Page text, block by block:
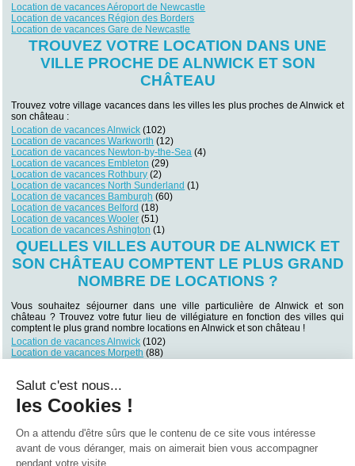
Location de vacances Aéroport de Newcastle
Location de vacances Région des Borders
Location de vacances Gare de Newcastle
TROUVEZ VOTRE LOCATION DANS UNE
VILLE PROCHE DE ALNWICK ET SON
CHÂTEAU
Trouvez votre village vacances dans les villes les plus proches de Alnwick et
son château :
Location de vacances Alnwick (102)
Location de vacances Warkworth (12)
Location de vacances Newton-by-the-Sea (4)
Location de vacances Embleton (29)
Location de vacances Rothbury (2)
Location de vacances North Sunderland (1)
Location de vacances Bamburgh (60)
Location de vacances Belford (18)
Location de vacances Wooler (51)
Location de vacances Ashington (1)
QUELLES VILLES AUTOUR DE ALNWICK ET
SON CHÂTEAU COMPTENT LE PLUS GRAND
NOMBRE DE LOCATIONS ?
Vous souhaitez séjourner dans une ville particulière de Alnwick et son
château ? Trouvez votre futur lieu de villégiature en fonction des villes qui
comptent le plus grand nombre locations en Alnwick et son château !
Location de vacances Alnwick (102)
Location de vacances Morpeth (88)
Location de vacances Newcastle-upon-Tyne
Location de vacances Berwick-upon-Tweed
Location de vacances Embleton
Location de vacances Durham(24)
Location de vacances Bishop Auckland
Salut c'est nous...
les Cookies !
On a attendu d'être sûrs que le contenu de
ce site vous intéresse avant de vous déranger, mais on aimerait bien
vous accompagner pendant votre visite...